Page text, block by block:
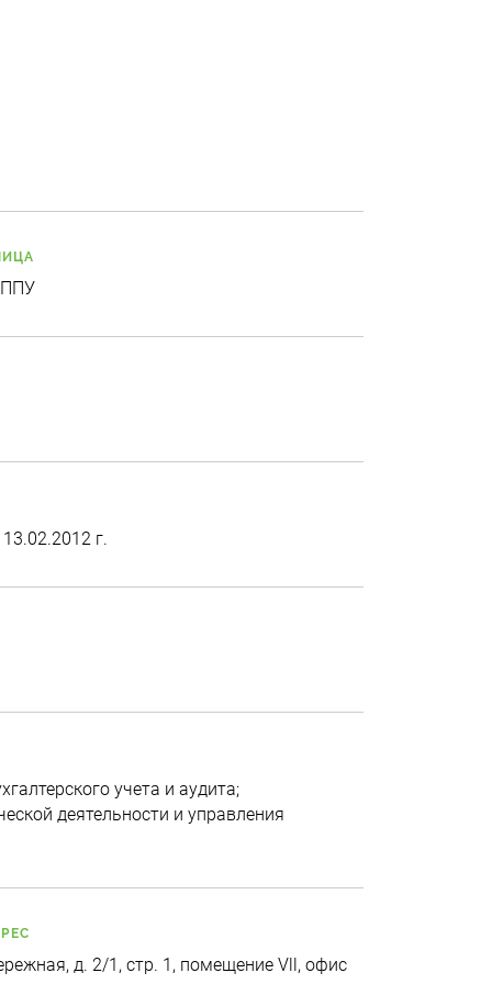
ППУ
г.
учета и аудита;
деятельности и управления
д. 2/1, стр. 1, помещение Vll, офис